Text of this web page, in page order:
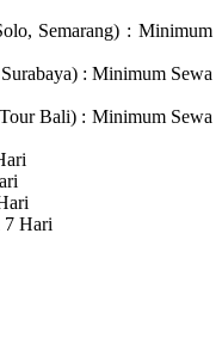
Semarang) : Minimum
: Minimum Sewa
Bali) : Minimum Sewa
Hari